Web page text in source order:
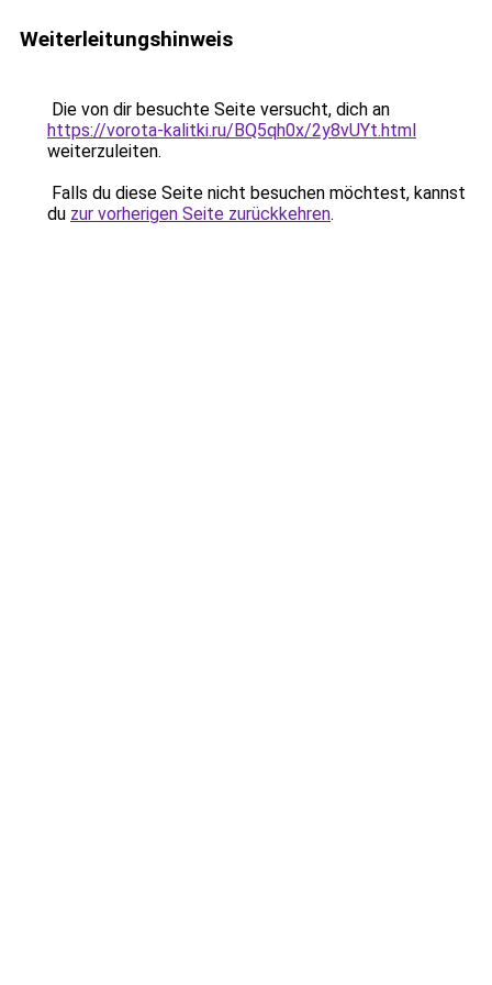
Weiterleitungshinweis
Die von dir besuchte Seite versucht, dich an
https://vorota-kalitki.ru/BQ5qh0x/2y8vUYt.html
weiterzuleiten.
Falls du diese Seite nicht besuchen möchtest, kannst
du zur vorherigen Seite zurückkehren.